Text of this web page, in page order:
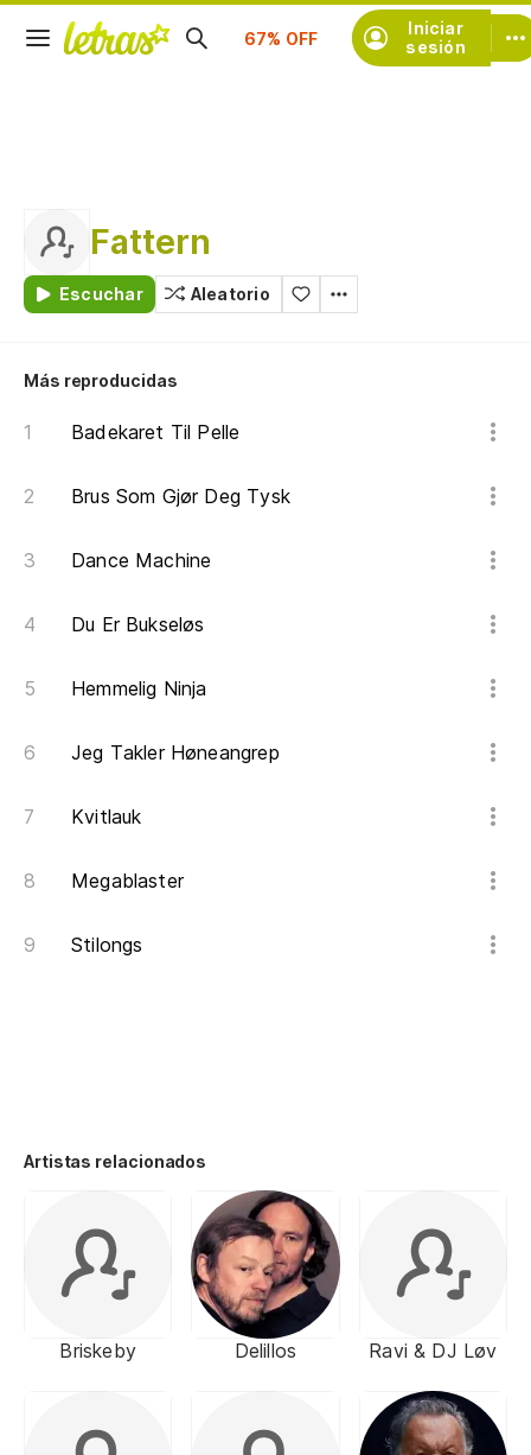
Iniciar
sesión
Suscríbete
Fattern
Escuchar Aleatorio
Más reproducidas
Badekaret Til Pelle
Brus Som Gjør Deg Tysk
Dance Machine
Du Er Bukseløs
Hemmelig Ninja
Jeg Takler Høneangrep
Kvitlauk
Megablaster
Stilongs
Artistas relacionados
Briskeby Delillos Ravi & DJ Løv